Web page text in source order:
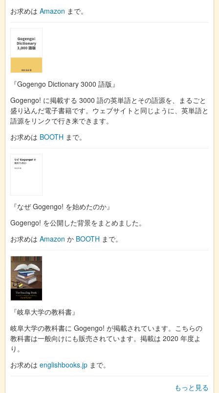
お求めは Amazon まで。
『Gogengo Dictionary 3000 語版』
Gogengo! に掲載する 3000 語の英単語とその語源を、まるごと
盛り込んだ電子書籍です。ウェブサイトと同じように、英単語と
語源をリンクで行き来できます。
お求めは BOOTH まで。
『なぜ Gogengo! を始めたのか』
Gogengo! を公開した背景をまとめました。
お求めは Amazon か BOOTH まで。
『岐阜大学の教科書』
岐阜大学の教科書に Gogengo! が掲載されています。こちらの
教科書は一般向けにも販売されています。掲載は 2020 年度よ
り。
お求めは englishbooks.jp まで。
もっと見る